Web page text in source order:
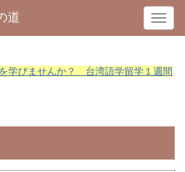
T
o
g
i
道
学びませんか？ 台湾語学留学１週間